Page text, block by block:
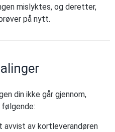
mislyktes, og deretter,
på nytt.
din ikke går gjennom,
avvist av kortleverandøren